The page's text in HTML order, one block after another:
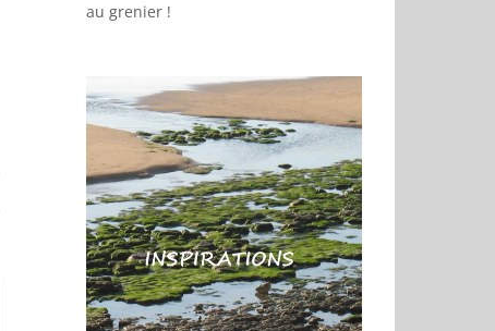
au grenier !